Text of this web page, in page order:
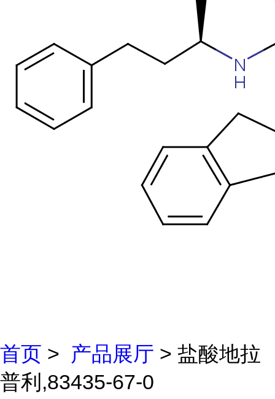
首页 > 产品展厅 > 盐酸地拉
普利,83435-67-0